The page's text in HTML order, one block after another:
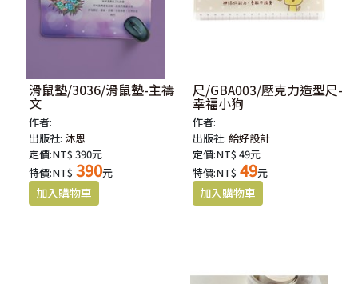
滑鼠墊/3036/滑鼠墊-主禱
文
作者:
出版社: 沐恩
定價:NT$ 390元
特價:NT$ 390元
尺/GBA003/壓克力造型尺-
幸福小狗
作者:
出版社: 給好設計
定價:NT$ 49元
特價:NT$ 49元